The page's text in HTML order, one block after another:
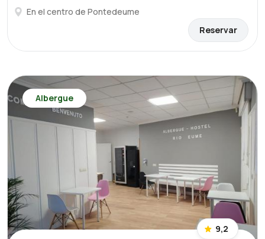
En el centro de Pontedeume
Reservar
Albergue
9,2